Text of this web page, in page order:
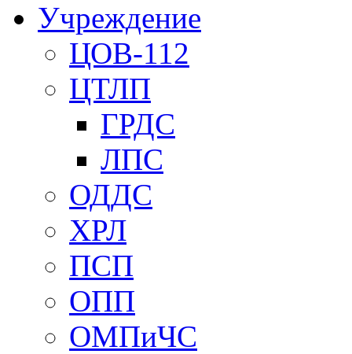
Учреждение
ЦОВ-112
ЦТЛП
ГРДС
ЛПС
ОДДС
ХРЛ
ПСП
ОПП
ОМПиЧС